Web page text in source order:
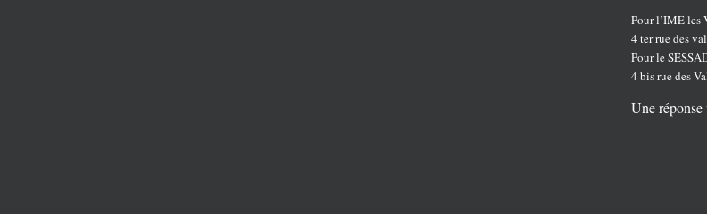
Pour l’IME les
4 ter rue des
Pour le
4 bis rue des
Une réponse